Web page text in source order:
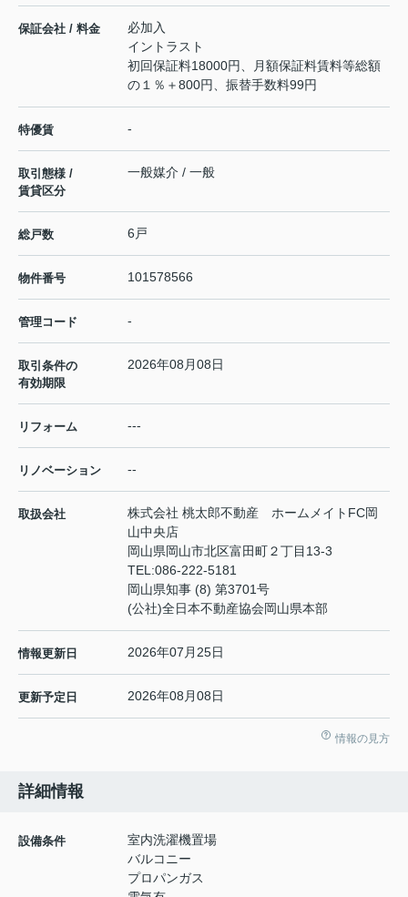
保証会社 / 料金
必加入
イントラスト
初回保証料18000円、月額保証料賃料等総額
の１％＋800円、振替手数料99円
特優賃 -
取引態様 /
賃貸区分
一般媒介 / 一般
総戸数 6戸
物件番号 101578566
管理コード -
取引条件の
有効期限
2026年08月08日
リフォーム ---
リノベーション --
取扱会社
株式会社 桃太郎不動産 ホームメイトFC岡
山中央店
岡山県岡山市北区富田町２丁目13-3
TEL:086-222-5181
岡山県知事 (8) 第3701号
(公社)全日本不動産協会岡山県本部
情報更新日 2026年07月25日
更新予定日 2026年08月08日
情報の見方
詳細情報
設備条件
室内洗濯機置場
バルコニー
プロパンガス